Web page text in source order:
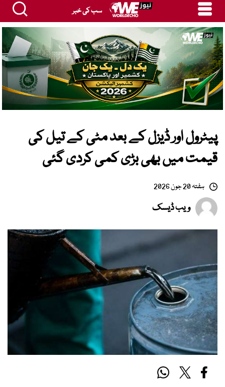
سب کی خبر
پیٹرول اور ڈیزل کے بعد مٹی کے تیل کی
قیمت میں بھی بڑی کمی کردی گئی
ہفتہ 20 جون 2026
ویب ڈیسک